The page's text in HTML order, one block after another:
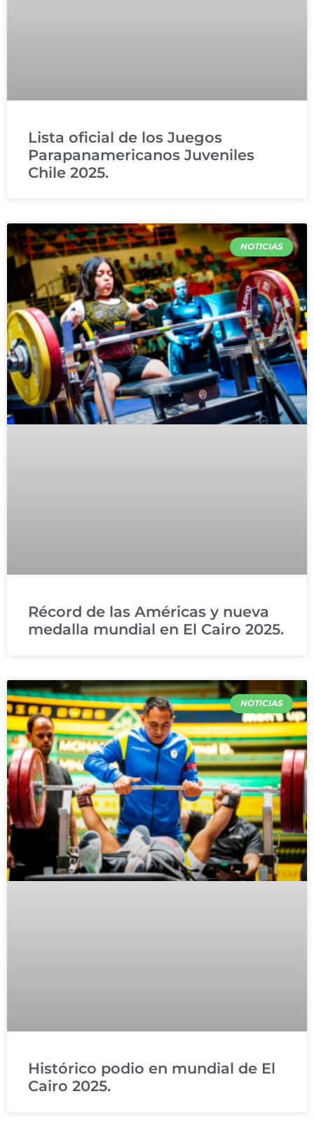
Lista oficial de los Juegos
Parapanamericanos Juveniles
Chile 2025.
NOTICIAS
Récord de las Américas y nueva
medalla mundial en El Cairo 2025.
NOTICIAS
Histórico podio en mundial de El
Cairo 2025.